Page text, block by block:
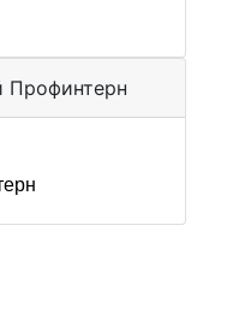
Профинтерн